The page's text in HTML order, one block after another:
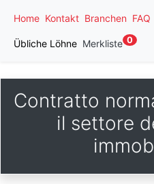
Home Kontakt Branchen FAQ
Übliche Löhne Merkliste 0
Contratto
il settore